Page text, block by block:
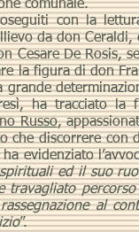
comunale.
con la
da don
Cesare De Rosis,
la figura di don
grande
ha tracciato la
Russo,
che discorrere con
ha evidenziato
ed il suo
travagliato
al
”.